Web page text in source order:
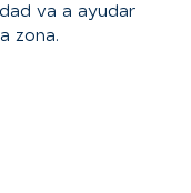
va a ayudar
zona.